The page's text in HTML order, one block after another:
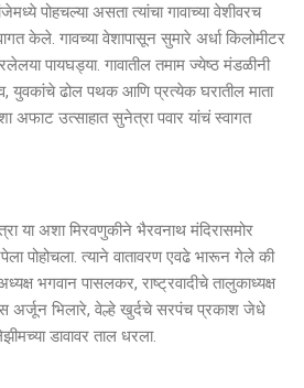
पोहचल्या असता त्यांचा गावाच्या वेशीवरच
केले. गावच्या वेशापासून सुमारे अर्धा किलोमीटर
पायघड्या. गावातील तमाम ज्येष्ठ मंडळीनी
युवकांचे ढोल पथक आणि प्रत्येक घरातील माता
अफाट उत्साहात सुनेत्रा पवार यांचं स्वागत
या अशा मिरवणुकीने भैरवनाथ मंदिरासमोर
पोहोचला. त्याने वातावरण एवढे भारून गेले की
भगवान पासलकर, राष्ट्रवादीचे तालुकाध्यक्ष
अर्जून भिलारे, वेल्हे खुर्दचे सरपंच प्रकाश जेधे
डावावर ताल धरला.